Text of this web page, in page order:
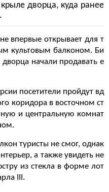
дворца, куда ранее
впервые открывает для т
культовым балконом. Би
начали продавать е
посетители пройдут вд
коридора в восточном ст
и центральную комнат
туристы не смог, однак
а также увидеть не
из стекла в форме лот
III.